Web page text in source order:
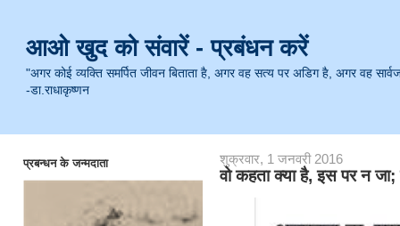
आओ खुद को संवारें - प्रबंधन करें
"अगर कोई व्यक्ति समर्पित जीवन बिताता है, अगर वह सत्य पर अडिग है, अगर वह
-डा.राधाकृष्णन
प्रबन्धन के जन्मदाता शुक्रवार, 1 जनवरी 2016
वो कहता क्या है, इस पर न